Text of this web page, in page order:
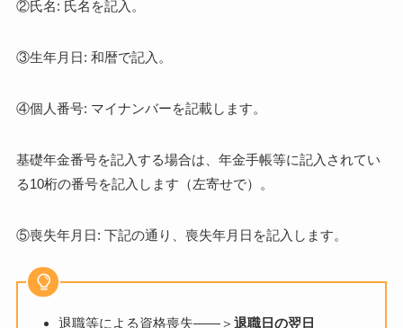
②氏名: 氏名を記入。
③生年月日: 和暦で記入。
④個人番号: マイナンバーを記載します。
基礎年金番号を記入する場合は、年金手帳等に記入されてい
る10桁の番号を記入します（左寄せで）。
⑤喪失年月日: 下記の通り、喪失年月日を記入します。
退職等による資格喪失——＞ 退職日の翌日